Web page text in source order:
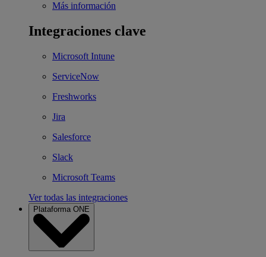
Más información
Integraciones clave
Microsoft Intune
ServiceNow
Freshworks
Jira
Salesforce
Slack
Microsoft Teams
Ver todas las integraciones
Plataforma ONE